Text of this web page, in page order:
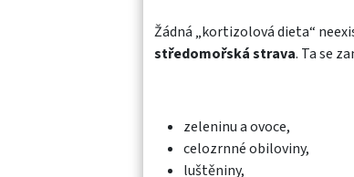
Žádná „kortizolová dieta“
středomořská strava. Ta se
zeleninu a ovoce,
celozrnné obiloviny,
luštěniny,